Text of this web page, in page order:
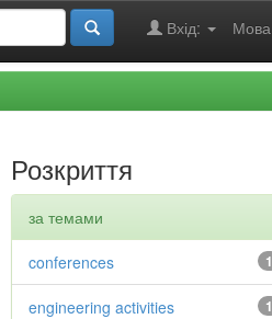
Мова
Вхід:
Розкриття
за темами
1
conferences
1
engineering activities